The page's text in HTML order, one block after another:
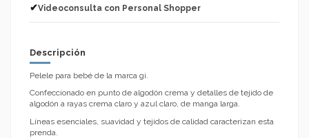
✔Videoconsulta con Personal Shopper
Descripción
Pelele para bebé de la marca gi.
Confeccionado en punto de algodón crema y detalles de tejido de
algodón a rayas crema claro y azul claro, de manga larga.
Líneas esenciales, suavidad y tejidos de calidad caracterizan esta
prenda.